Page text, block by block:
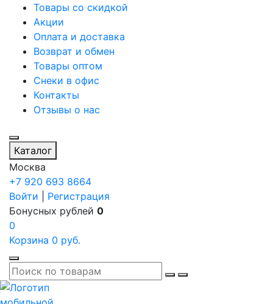
Товары со скидкой
Акции
Оплата и доставка
Возврат и обмен
Товары оптом
Снеки в офис
Контакты
Отзывы о нас
Каталог
Москва
+7 920 693 8664
Войти
Регистрация
Бонусных рублей 0
0
Корзина 0 руб.